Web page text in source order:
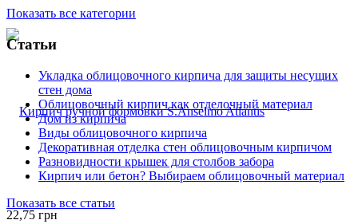
22,75 грн
Показать все категории
Статьи
Укладка облицовочного кирпича для защиты несущих
стен дома
Облицовочный кирпич как отделочный материал
Дом из кирпича
Виды облицовочного кирпича
Декоративная отделка стен облицовочным кирпичом
Разновидности крышек для столбов забора
Кирпич или бетон? Выбираем облицовочный материал
Показать все статьи